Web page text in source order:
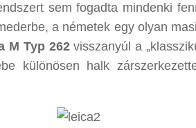
sem fogadta mindenki
a németek egy olyan
M Typ 262visszanyúl a
különösen halk